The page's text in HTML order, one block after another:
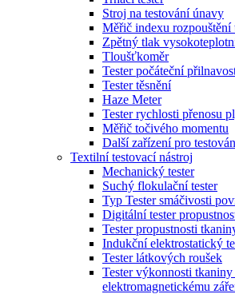
Stroj na testování únavy
Měřič indexu rozpouštění
Zpětný tlak
Tloušťkoměr
Tester počáteční
Tester těsnění
Haze Meter
Tester rychlosti přenosu
Měřič točivého momentu
Další zařízení pro
Textilní testovací nástroj
Mechanický tester
Suchý flokulační tester
Typ Tester smáčivosti
Digitální tester
Tester propustnosti
Indukční elektrostatický
Tester látkových roušek
Tester výkonnosti
elektromagnetickému